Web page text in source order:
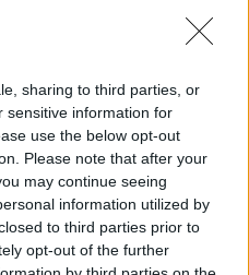
sharing to third parties, or
sensitive information for
use the below opt-out
Please note that after your
may continue seeing
information utilized by
to third parties prior to
opt-out of the further
την «τάξη» σε
εκστρατείας
σε πολλές
του Αφροαμερικανού
στα τέλη Μαΐου.